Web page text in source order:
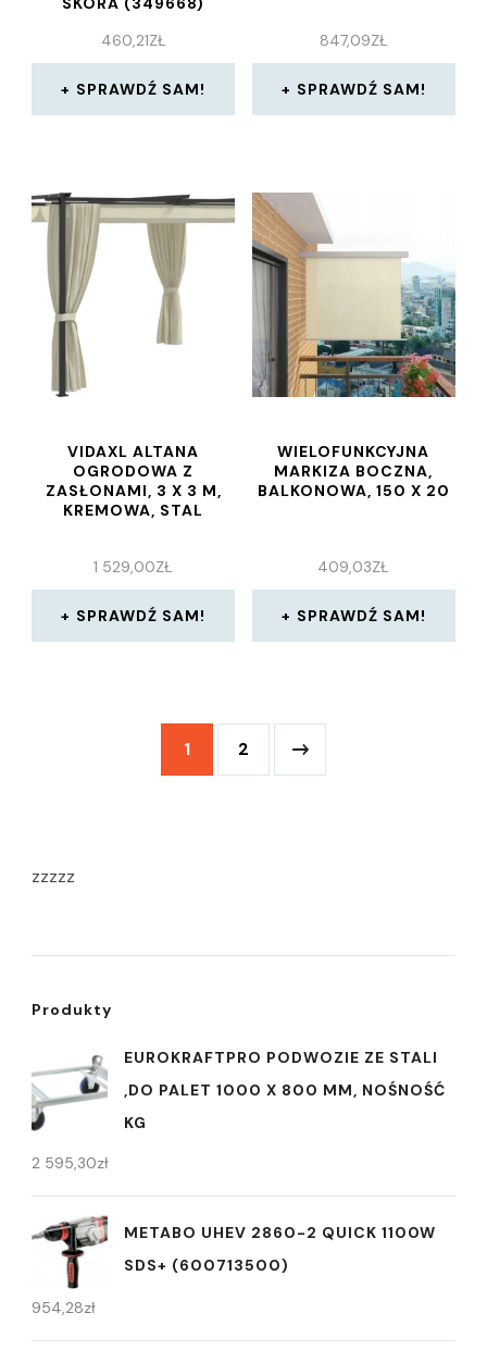
460,21ZŁ
SPRAWDŹ SAM!
847,09ZŁ
SPRAWDŹ SAM!
VIDAXL ALTANA
OGRODOWA Z
ZASŁONAMI, 3 X 3 M,
KREMOWA, STAL
1 529,00ZŁ
SPRAWDŹ SAM!
WIELOFUNKCYJNA
MARKIZA BOCZNA,
BALKONOWA, 150 X 20
409,03ZŁ
SPRAWDŹ SAM!
1 2
zzzzz
Produkty
EUROKRAFTPRO PODWOZIE ZE STALI
,DO PALET 1000 X 800 MM, NOŚNOŚĆ
KG
2 595,30zł
METABO UHEV 2860-2 QUICK 1100W
SDS+ (600713500)
954,28zł